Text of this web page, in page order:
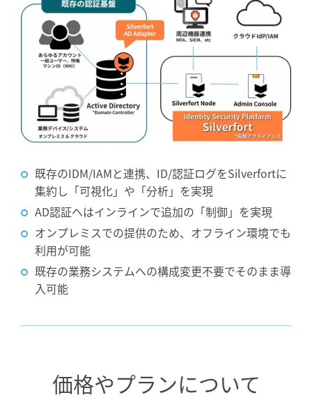
既存のIDM/IAMと連携、ID/認証ログをSilverfortに
集約し「可視化」や「分析」を実現
AD認証へはインラインで追加の「制御」を実現
オンプレミスでの提供のため、オフライン環境でも
利用が可能
既存の業務システムへの構成変更不要でそのまま導
入可能
価格やプランについて